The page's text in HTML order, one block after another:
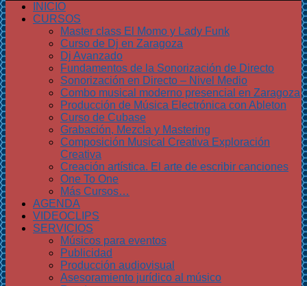
INICIO
CURSOS
Master class El Momo y Lady Funk
Curso de Dj en Zaragoza
Dj Avanzado
Fundamentos de la Sonorización de Directo
Sonorización en Directo – Nivel Medio
Combo musical moderno presencial en Zaragoza
Producción de Música Electrónica con Ableton
Curso de Cubase
Grabación, Mezcla y Mastering
Composición Musical Creativa Exploración
Creativa
Creación artística. El arte de escribir canciones
One To One
Más Cursos…
AGENDA
VIDEOCLIPS
SERVICIOS
Músicos para eventos
Publicidad
Producción audiovisual
Asesoramiento jurídico al músico